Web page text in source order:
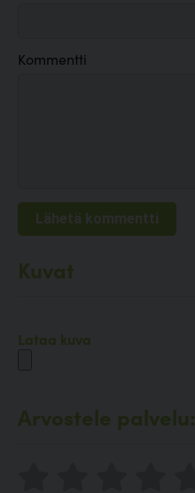
Kommentti
Kuvat
Lataa kuva
Arvostele palvelu: